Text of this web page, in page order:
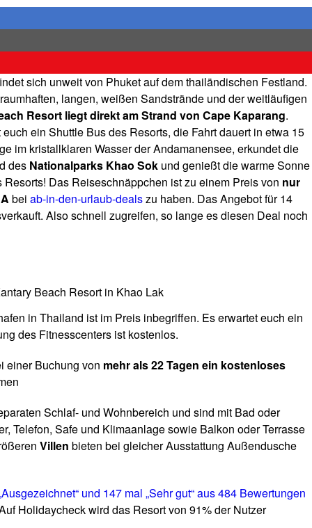
sich unweit von Phuket auf dem thailändischen Festland.
langen, weißen Sandstrände und der weitläufigen
Resort liegt direkt am Strand von Cape Kaparang.
ein Shuttle Bus des Resorts, die Fahrt dauert in etwa 15
im kristallklaren Wasser der Andamanensee, erkundet die
des Nationalparks Khao Sok und genießt die warme Sonne
Das Reiseschnäppchen ist zu einem Preis von nur
bei ab-in-den-urlaub-dealszu haben. Das Angebot für 14
Also schnell zugreifen, so lange es diesen Deal noch
Beach Resort in Khao Lak
in Thailand ist im Preis inbegriffen. Es erwartet euch ein
des Fitnesscenters ist kostenlos.
einer Buchung von mehr als 22 Tagen ein kostenloses
Schlaf- und Wohnbereich und sind mit Bad oder
Telefon, Safe und Klimaanlage sowie Balkon oder Terrasse
Villen bieten bei gleicher Ausstattung Außendusche
und 147 mal „Sehr gut“ aus 484 Bewertungen
Holidaycheck wird das Resort von 91% der Nutzer